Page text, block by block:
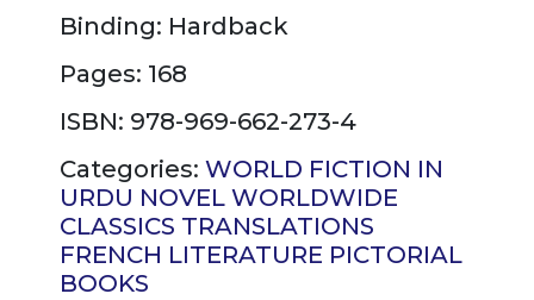
Binding: Hardback
Pages: 168
ISBN: 978-969-662-273-4
Categories: WORLD FICTION IN
URDU NOVEL WORLDWIDE
CLASSICS TRANSLATIONS
FRENCH LITERATURE PICTORIAL
BOOKS